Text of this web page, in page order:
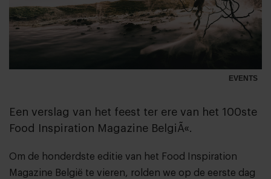
EVENTS
Een verslag van het feest ter ere van het 100ste
Food Inspiration Magazine BelgiÃ«.
Om de honderdste editie van het Food Inspiration
Magazine België te vieren, rolden we op de eerste dag